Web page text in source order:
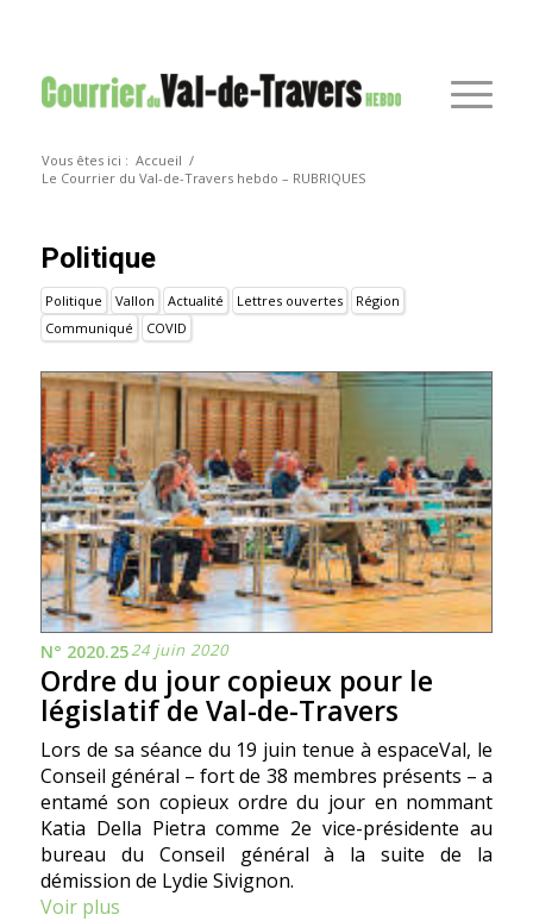
Vous êtes ici : Accueil /
Le Courrier du Val-de-Travers hebdo – RUBRIQUES
Politique
Politique Vallon Actualité Lettres ouvertes
Région
Communiqué
COVID
N° 2020.2524 juin 2020
Ordre du jour copieux pour le
législatif de Val-de-Travers
Lors de sa séance du 19 juin tenue à espaceVal, le
Conseil général – fort de 38 membres présents – a
entamé son copieux ordre du jour en nommant
Katia Della Pietra comme 2e vice-présidente au
bureau du Conseil général à la suite de la
démission de Lydie Sivignon.
Voir plus